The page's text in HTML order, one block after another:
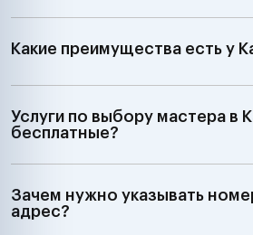
Какие преимущества есть у
Услуги по выбору мастера в
бесплатные?
Зачем нужно указывать
адрес?